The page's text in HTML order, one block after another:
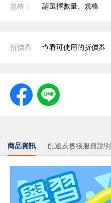
規格： 請選擇數量、規格
折價券 查看可使用的折價券
商品資訊 配送及售後服務說明